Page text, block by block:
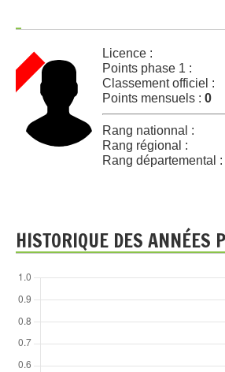
Licence :
Points phase 1 :
Classement officiel :
Points mensuels : 0
Rang nationnal :
Rang régional :
Rang départemental :
HISTORIQUE DES ANNÉES